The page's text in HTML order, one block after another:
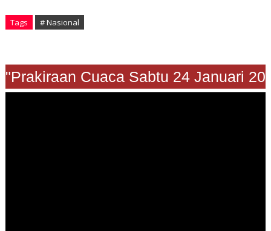
Tags # Nasional
Cuaca Sabtu 24 Januari